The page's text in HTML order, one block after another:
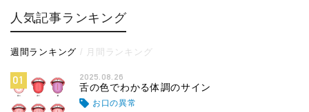
人気記事ランキング
週間ランキング 月間ランキング
01 2025.08.26
舌の色でわかる体調のサイン
お口の異常